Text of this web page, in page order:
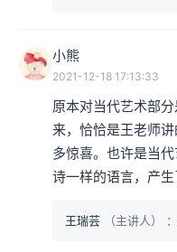
小熊
2021-12-18 17:13:33
原本对当代艺术部
来，恰恰是王老师
多惊喜。也许是当
诗一样的语言，产生
王瑞芸 （主讲人）